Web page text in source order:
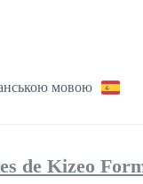
мовою
de Kizeo